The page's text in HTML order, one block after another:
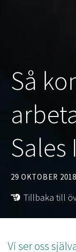
Så
29 OKTOBER 2018
Tillbaka till
Vi ser oss